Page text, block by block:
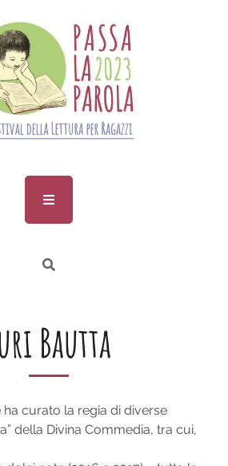
Bautta
ha curato la regia di diverse
della Divina Commedia, tra cui,